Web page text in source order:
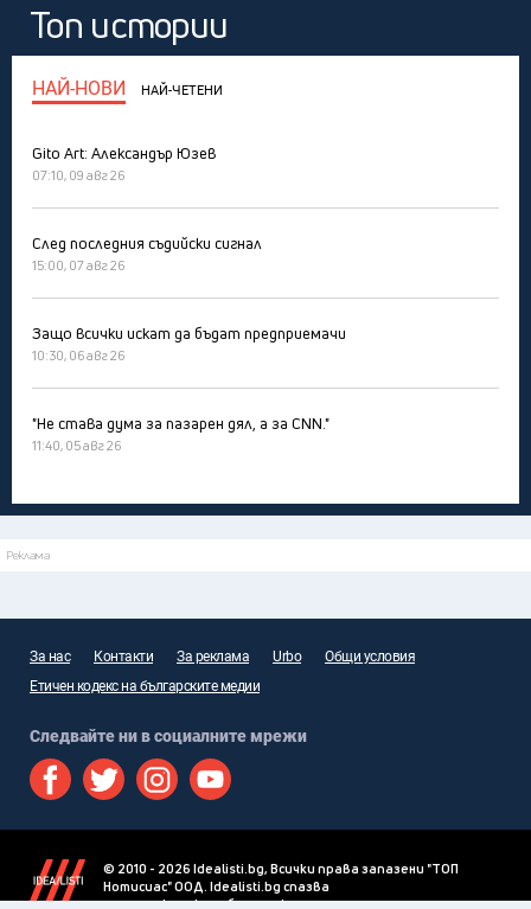
Топ истории
НАЙ-НОВИ НАЙ-ЧЕТЕНИ
Gito Art: Александър Юзев
07:10, 09 авг 26
След последния съдийски сигнал
15:00, 07 авг 26
Защо всички искат да бъдат предприемачи
10:30, 06 авг 26
"Не става дума за пазарен дял, а за CNN."
11:40, 05 авг 26
Реклама
За нас Контакти За реклама Urbo
Общи условия
Етичен кодекс на българските медии
Следвайте ни в социалните мрежи
© 2010 - 2026 Idealisti.bg, Всички права запазени "ТОП
Нотисиас" ООД. Idealisti.bg спазва
етичния кодекс на българските медии.